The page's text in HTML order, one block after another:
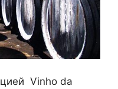
Vinho da